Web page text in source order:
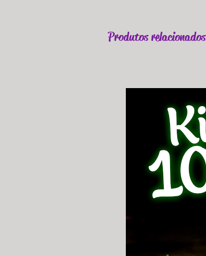
Produtos relacionados